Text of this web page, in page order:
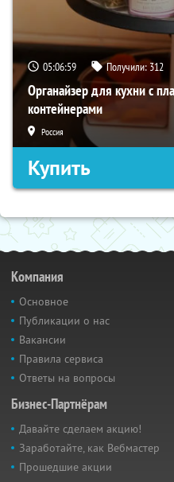
05:06:58 Получили: 312
Органайзер для кухни с
контейнерами
Россия
Купить
Компания
Основное
Публикации о нас
Вакансии
Правила сервиса
Ответы на вопросы
Бизнес-Партнёрам
Давайте сделаем акцию!
Заработайте, как Вебмастер
Прошедшие акции